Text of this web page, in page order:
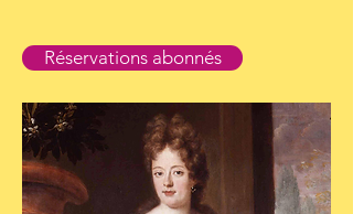
Réservations abonnés